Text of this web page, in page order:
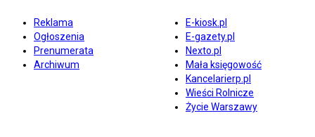
Reklama
Ogłoszenia
Prenumerata
Archiwum
E-kiosk.pl
E-gazety.pl
Nexto.pl
Mała księgowość
Kancelarierp.pl
Wieści Rolnicze
Życie Warszawy